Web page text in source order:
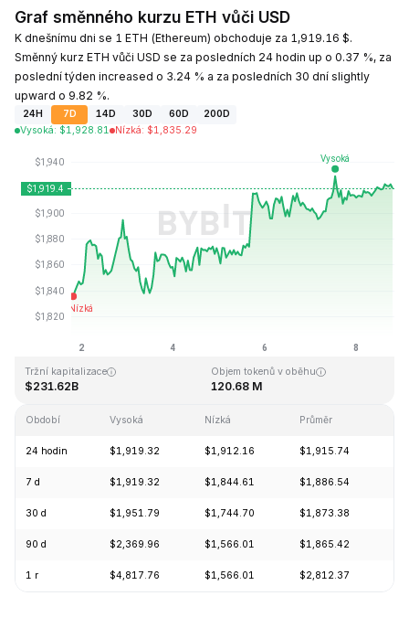
Graf směnného kurzu ETH vůči USD
K dnešnímu dni se 1 ETH (Ethereum) obchoduje za 1,919.16 $.
Směnný kurz ETH vůči USD se za posledních 24 hodin up o 0.37 %, za
poslední týden increased o 3.24 % a za posledních 30 dní slightly
upward o 9.82 %.
24H 7D 14D 30D 60D
200D
Vysoká: $1,928.81 Nízká: $1,835.29
Naposledy aktualizováno: 2026-08-08, 18:37 GMT+0
$4,946.05 $0.432979
Tržní kapitalizace
$231.62B
Objem tokenů v oběhu
120.68 M
Období Vysoká Nízká Průměr
24 hodin $1,919.32 $1,912.16 $1,915.74
7 d $1,919.32 $1,844.61 $1,886.54
30 d $1,951.79 $1,744.70 $1,873.38
90 d $2,369.96 $1,566.01 $1,865.42
1 r $4,817.76 $1,566.01 $2,812.37